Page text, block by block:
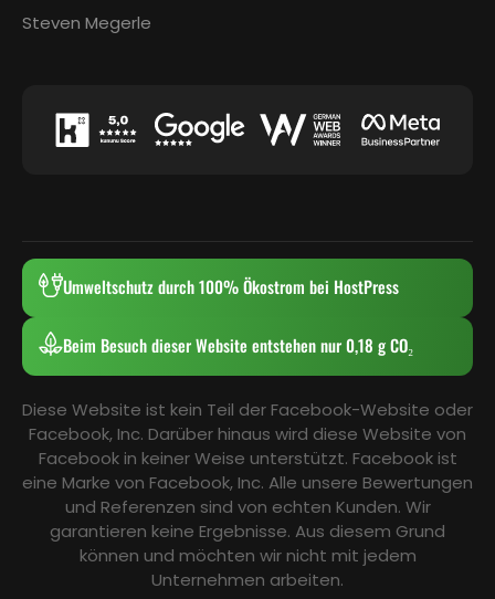
Steven Megerle
Umweltschutz durch 100% Ökostrom bei HostPress
Beim Besuch dieser Website entstehen nur 0,18 g CO₂
Diese Website ist kein Teil der Facebook-Website oder
Facebook, Inc. Darüber hinaus wird diese Website von
Facebook in keiner Weise unterstützt. Facebook ist
eine Marke von Facebook, Inc. Alle unsere Bewertungen
und Referenzen sind von echten Kunden. Wir
garantieren keine Ergebnisse. Aus diesem Grund
können und möchten wir nicht mit jedem
Unternehmen arbeiten.